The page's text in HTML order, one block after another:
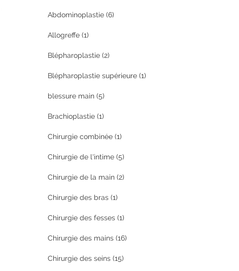
Abdominoplastie (6)
Allogreffe (1)
Blépharoplastie (2)
Blépharoplastie supérieure (1)
blessure main (5)
Brachioplastie (1)
Chirurgie combinée (1)
Chirurgie de l'intime (5)
Chirurgie de la main (2)
Chirurgie des bras (1)
Chirurgie des fesses (1)
Chirurgie des mains (16)
Chirurgie des seins (15)